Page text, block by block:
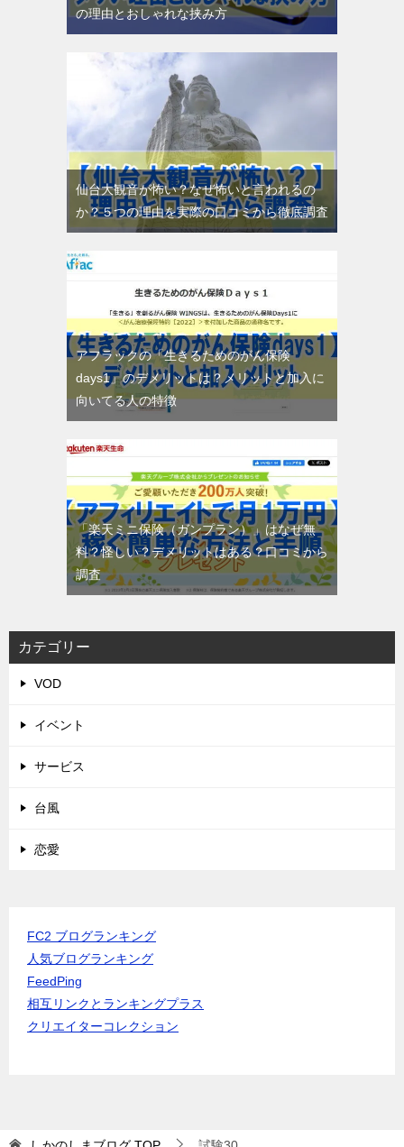
の理由とおしゃれな挟み方
仙台大観音が怖い？なぜ怖いと言われるの
か？５つの理由を実際の口コミから徹底調査
アフラックの「生きるためのがん保険
days1」のデメリットは？メリットと加入に
向いてる人の特徴
「楽天ミニ保険（ガンプラン）」はなぜ無
料？怪しい？デメリットはある？口コミから
調査
カテゴリー
VOD
イベント
サービス
台風
恋愛
FC2 ブログランキング
人気ブログランキング
FeedPing
相互リンクとランキングプラス
クリエイターコレクション